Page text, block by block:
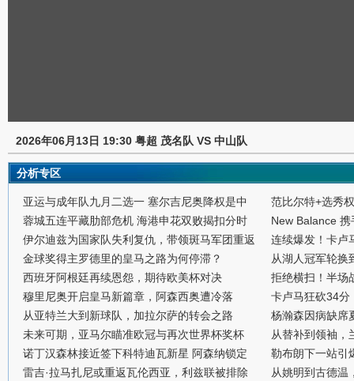
2026年06月13日 19:30 粤超 茂名队 VS 中山队
分析专区
亚运与成年队九月二选一 塞尔吉尼奥降权是中
蓉城五连平藏肋部危机 海港申花双败揭扣分时
伊尔迪兹为国家队失利复仇，带领斑马军团重返
金球奖得主罗德里的皇马之路为何停滞？
西班牙阿根廷再续恩怨，期待欧美杯对决
穆里尼奥开启皇马新篇章，阿森西奥遭冷落
从亚特兰大到新球队，加拉尔萨的转会之路
未来可期，亚马尔瞄准欧冠与再次世界杯奖杯
诺丁汉森林接近签下科特迪瓦新星 阿森纳锁定
雷吉·拉马扎尼或重返瓦伦西亚，利兹联被排除
范比尔特+选秀
New Balance
连续爆发！卡卢
从湖人冠军轮换
拒绝横扫！半场
卡卢马狂砍34分
杨瀚森因病缺席
从替补到领袖，
勒布朗下一站引
从姚明到古德温